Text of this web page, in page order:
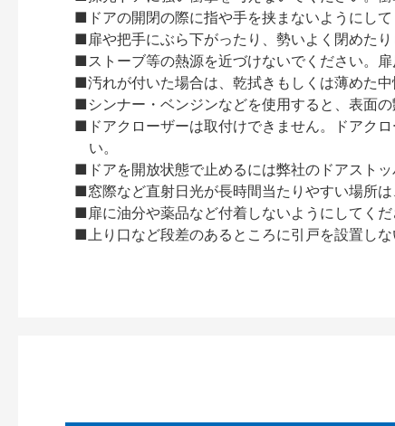
■ドアの開閉の際に指や手を挟まないようにして
■扉や把手にぶら下がったり、勢いよく閉めたり
■ストーブ等の熱源を近づけないでください。扉
■汚れが付いた場合は、乾拭きもしくは薄めた
■シンナー・ベンジンなどを使用すると、表面
■ドアクローザーは取付けできません。ドアク
い。
■ドアを開放状態で止めるには弊社のドアスト
■窓際など直射日光が長時間当たりやすい場所
■扉に油分や薬品など付着しないようにしてくだ
■上り口など段差のあるところに引戸を設置し